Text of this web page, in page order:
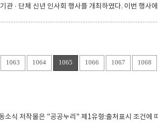
년 인사회 행사를 개최하였다. 이번 행사에는 정수성 국회의원을 비롯한 경주시문화원장
강읍 사업예산 138억여원을 조기에 집행하
1063 1064 1065 1066 1067 1068
소식 저작물은 "공공누리" 제1유형:출처표시 조건에